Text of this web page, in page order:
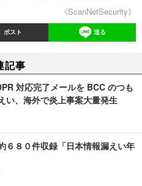
《ScanNetSecurity》
ポスト 送る
記事
対応完了メールを BCC のつも
い、海外で炎上事案大量発生
６８０件収録「日本情報漏えい年